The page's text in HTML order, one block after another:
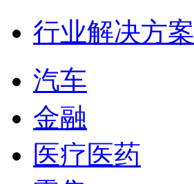
行业解决方案
汽车
金融
医疗医药